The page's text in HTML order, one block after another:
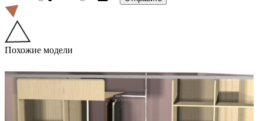
Похожие модели